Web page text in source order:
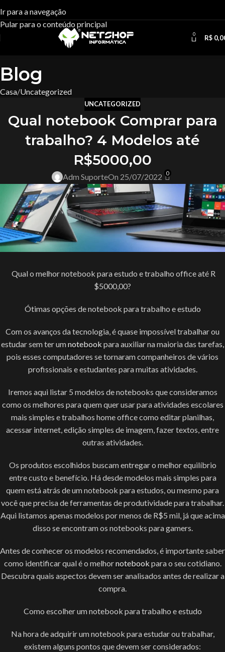
Ir para a navegação
Pular para o conteúdo principal
0 R$
Blog
Casa Uncategorized
UNCATEGORIZED
Qual notebook Comprar para
trabalho? 4 Modelos até
R$5000,00
Adm SuporteOn 25/07/2022 0
Qual o melhor notebook para estudo e trabalho office até R
$5000,00?
Ótimas opções de notebook para trabalho e estudo
Com os avanços da tecnologia, é quase impossível trabalhar ou
estudar sem ter umnotebook para auxiliar na maioria das tarefas,
pois esses computadores se tornaram companheiros de vários
profissionais e estudantes para muitas atividades.
Iremos aqui listar 5 modelos de notebooks que consideramos
como os melhores para quem quer usar para atividades escolares
mais simples e trabalhos home office como editar planilhas,
acessar internet, edição simples de imagem, fazer textos, entre
outras atividades.
Os produtos escolhidos buscam entregar o melhor equilíbrio
entre custo e benefício. Há desde modelos mais simples para
quem está atrás de um notebook para estudos, ou mesmo para
você que precisa de ferramentas de produtividade para trabalhar.
Aqui listamos apenas modelos por menos de R$5 mil, já que acima
disso se encontram os notebooks para gamers.
Antes de conhecer os modelos recomendados, é importante saber
como identificar qual é o melhornotebook para o seu cotidiano.
Descubra quais aspectos devem ser analisados antes de realizar a
compra.
Como escolher um notebook para trabalho e estudo
Na hora de adquirir um notebook para estudar ou trabalhar,
existem alguns pontos que devem ser considerados: